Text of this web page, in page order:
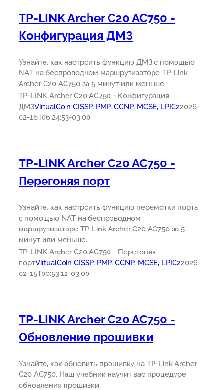
TP-LINK Archer C20 AC750 -
Конфигурация ДМЗ
Узнайте, как настроить функцию ДМЗ с помощью
NAT на беспроводном маршрутизаторе TP-Link
Archer C20 AC750 за 5 минут или меньше.
TP-LINK Archer C20 AC750 - Конфигурация
ДМЗVirtualCoin CISSP, PMP, CCNP, MCSE, LPIC22026-
02-16T06:24:53-03:00
TP-LINK Archer C20 AC750 -
Перегоняя порт
Узнайте, как настроить функцию перемотки порта
с помощью NAT на беспроводном
маршрутизаторе TP-Link Archer C20 AC750 за 5
минут или меньше.
TP-LINK Archer C20 AC750 - Перегоняя
портVirtualCoin CISSP, PMP, CCNP, MCSE, LPIC22026-
02-15T00:53:12-03:00
TP-LINK Archer C20 AC750 -
Обновление прошивки
Узнайте, как обновить прошивку на TP-Link Archer
C20 AC750. Наш учебник научит вас процедуре
обновления прошивки.